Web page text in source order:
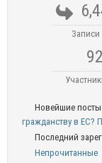
Записи
Новейшие
гражданству в ЕС?
Последний
Непрочитанные